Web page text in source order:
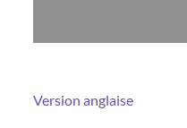
Version anglaise